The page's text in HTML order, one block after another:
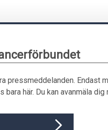
pressmeddelanden. Endast
bara här. Du kan avanmäla